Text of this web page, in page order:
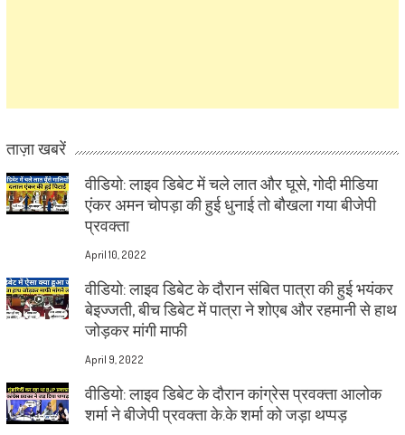
ताज़ा खबरें
वीडियो: लाइव डिबेट में चले लात और घूसे, गोदी मीडिया
एंकर अमन चोपड़ा की हुई धुनाई तो बौखला गया बीजेपी
प्रवक्ता
April 10, 2022
वीडियो: लाइव डिबेट के दौरान संबित पात्रा की हुई भयंकर
बेइज्जती, बीच डिबेट में पात्रा ने शोएब और रहमानी से हाथ
जोड़कर मांगी माफी
April 9, 2022
वीडियो: लाइव डिबेट के दौरान कांग्रेस प्रवक्ता आलोक
शर्मा ने बीजेपी प्रवक्ता के.के शर्मा को जड़ा थप्पड़